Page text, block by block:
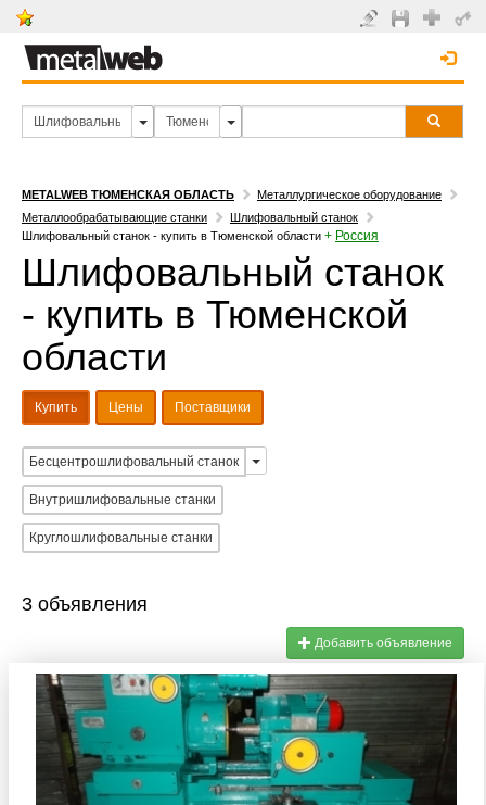
METALWEB ТЮМЕНСКАЯ ОБЛАСТЬ
Металлургическое оборудование
Металлообрабатывающие станки
Шлифовальный станок
Шлифовальный станок - купить в Тюменской области + Россия
Шлифовальный станок
- купить в Тюменской
области
Купить Цены Поставщики
Бесцентрошлифовальный станок
Внутришлифовальные станки
Круглошлифовальные станки
3 объявления
Добавить объявление